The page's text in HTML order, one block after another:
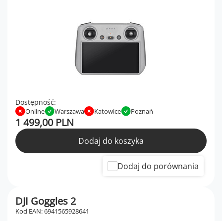
Dostępność:
Online Warszawa Katowice Poznań
1 499,00 PLN
Dodaj do koszyka
Dodaj do porównania
DJI Goggles 2
Kod EAN: 6941565928641